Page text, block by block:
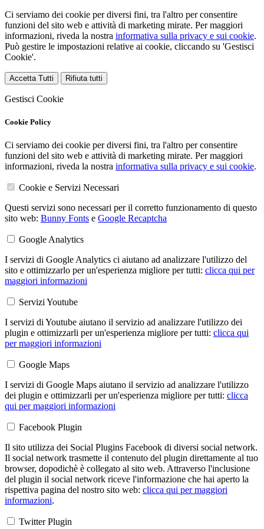
Ci serviamo dei cookie per diversi fini, tra l'altro per consentire
funzioni del sito web e attività di marketing mirate. Per maggiori
informazioni, riveda la nostra informativa sulla privacy e sui cookie.
Può gestire le impostazioni relative ai cookie, cliccando su 'Gestisci
Cookie'.
Accetta Tutti Rifiuta tutti
Gestisci Cookie
Cookie Policy
Ci serviamo dei cookie per diversi fini, tra l'altro per consentire
funzioni del sito web e attività di marketing mirate. Per maggiori
informazioni, riveda la nostra informativa sulla privacy e sui cookie.
Cookie e Servizi Necessari
Questi servizi sono necessari per il corretto funzionamento di questo
sito web: Bunny Fonts e Google Recaptcha
Google Analytics
I servizi di Google Analytics ci aiutano ad analizzare l'utilizzo del
sito e ottimizzarlo per un'esperienza migliore per tutti: clicca qui per
maggiori informazioni
Servizi Youtube
I servizi di Youtube aiutano il servizio ad analizzare l'utilizzo dei
plugin e ottimizzarli per un'esperienza migliore per tutti: clicca qui
per maggiori informazioni
Google Maps
I servizi di Google Maps aiutano il servizio ad analizzare l'utilizzo
dei plugin e ottimizzarli per un'esperienza migliore per tutti: clicca
qui per maggiori informazioni
Facebook Plugin
Il sito utilizza dei Social Plugins Facebook di diversi social network.
Il social network trasmette il contenuto del plugin direttamente al tuo
browser, dopodichè è collegato al sito web. Attraverso l'inclusione
del plugin il social network riceve l'informazione che hai aperto la
rispettiva pagina del nostro sito web: clicca qui per maggiori
informazioni.
Twitter Plugin